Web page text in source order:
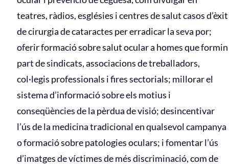
teatres, ràdios, esglésies i centres de salut casos d’èxit
de cirurgia de cataractes per erradicar la seva por;
oferir formació sobre salut ocular a homes que formin
part de sindicats, associacions de treballadors,
col·legis professionals i fires sectorials; millorar el
sistema d’informació sobre els motius i
conseqüències de la pèrdua de visió; desincentivar
l’ús de la medicina tradicional en qualsevol campanya
o formació sobre patologies oculars; i fomentar l’ús
d’imatges de víctimes de més discriminació, com de